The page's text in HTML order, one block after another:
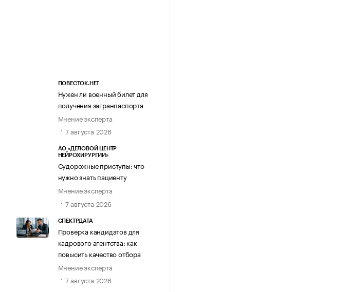
ПОВЕСТОК.НЕТ
Нужен ли военный билет для
получения загранпаспорта
Мнение эксперта
7 августа 2026
АО «ДЕЛОВОЙ ЦЕНТР
НЕЙРОХИРУРГИИ»
Судорожные приступы: что
нужно знать пациенту
Мнение эксперта
7 августа 2026
СПЕКТРДАТА
Проверка кандидатов для
кадрового агентства: как
повысить качество отбора
Мнение эксперта
7 августа 2026